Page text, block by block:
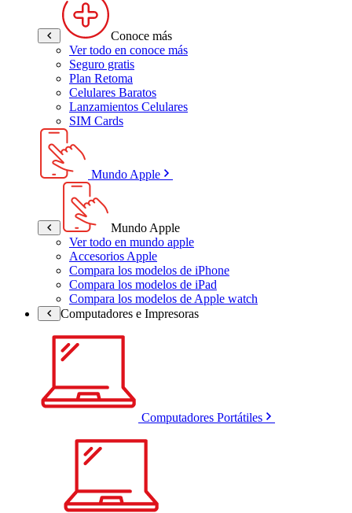
Conoce más
Ver todo en conoce más
Seguro gratis
Plan Retoma
Celulares Baratos
Lanzamientos Celulares
SIM Cards
Mundo Apple
Mundo Apple
Ver todo en mundo apple
Accesorios Apple
Compara los modelos de iPhone
Compara los modelos de iPad
Compara los modelos de Apple watch
Computadores e Impresoras
Computadores Portátiles